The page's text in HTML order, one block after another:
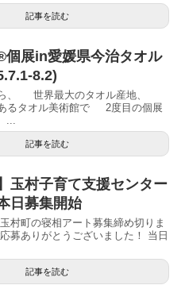
記事を読む
個展in愛媛県今治タオル
8.2)
ら、 世界最大のタオル産地、
るタオル美術館で 2度目の個展
記事を読む
玉村子育て支援センター
日募集開始
村町の寝相アート募集締め切りま
募ありがとうございました！ 当日
記事を読む